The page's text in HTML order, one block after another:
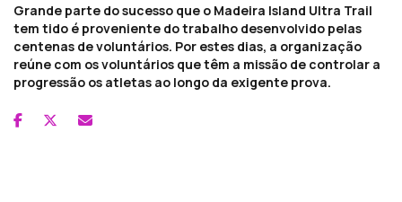
Grande parte do sucesso que o Madeira Island Ultra Trail
tem tido é proveniente do trabalho desenvolvido pelas
centenas de voluntários. Por estes dias, a organização
reúne com os voluntários que têm a missão de controlar a
progressão os atletas ao longo da exigente prova.